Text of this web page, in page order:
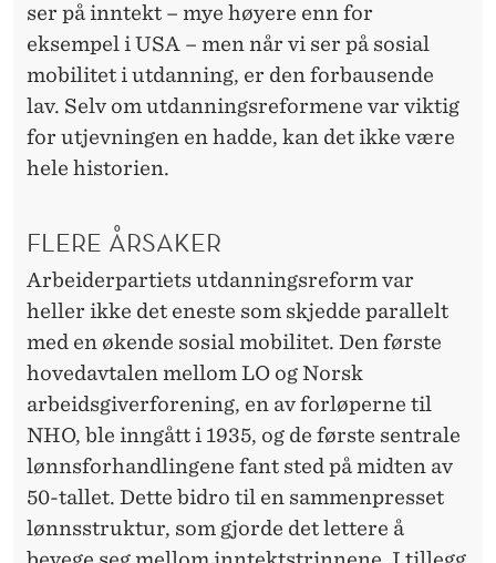
ser på inntekt – mye høyere enn for
eksempel i USA – men når vi ser på sosial
mobilitet i utdanning, er den forbausende
lav. Selv om utdanningsreformene var viktig
for utjevningen en hadde, kan det ikke være
hele historien.
FLERE ÅRSAKER
Arbeiderpartiets utdanningsreform var
heller ikke det eneste som skjedde parallelt
med en økende sosial mobilitet. Den første
hovedavtalen mellom LO og Norsk
arbeidsgiverforening, en av forløperne til
NHO, ble inngått i 1935, og de første sentrale
lønnsforhandlingene fant sted på midten av
50-tallet. Dette bidro til en sammenpresset
lønnsstruktur, som gjorde det lettere å